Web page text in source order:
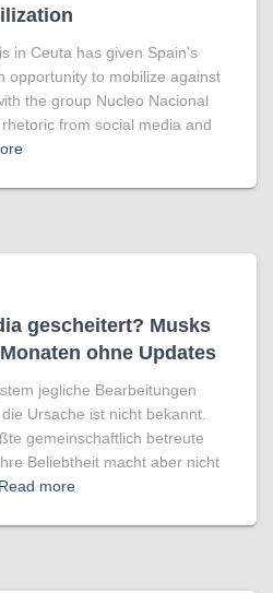
in Ceuta has given Spain’s
opportunity to mobilize against
the group Nucleo Nacional
from social media and
gescheitert? Musks
ohne Updates
jegliche Bearbeitungen
Ursache ist nicht bekannt.
gemeinschaftlich betreute
Beliebtheit macht aber nicht
Read more